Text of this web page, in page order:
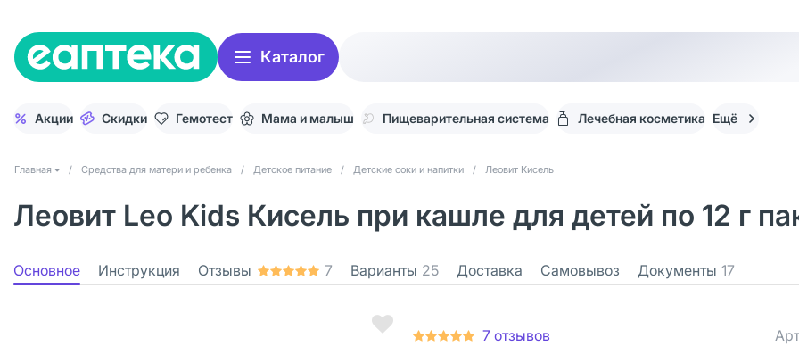
Каталог
Акции Скидки Гемотест Мама и малыш Пищеварительная система Лечебная косметика Ещё
Главная / Средства для матери и ребенка / Детское питание / Детские соки и напитки / Леовит Кисель
Леовит Leo Kids Кисель при кашле для детей по 12 г
Основное Инструкция Отзывы 7 Варианты 25 Доставка Самовывоз Документы 17
7 отзывов